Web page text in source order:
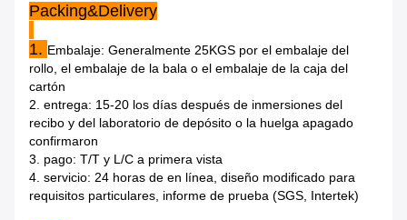
Packing&Delivery
1. Embalaje: Generalmente 25KGS por el embalaje del
rollo, el embalaje de la bala o el embalaje de la caja del
cartón
2. entrega: 15-20 los días después de inmersiones del
recibo y del laboratorio de depósito o la huelga apagado
confirmaron
3. pago: T/T y L/C a primera vista
4. servicio: 24 horas de en línea, diseño modificado para
requisitos particulares, informe de prueba (SGS, Intertek)